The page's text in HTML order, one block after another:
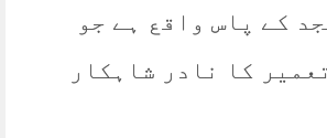
کے پاس واقع ہے جو
کا نادر شاہکار